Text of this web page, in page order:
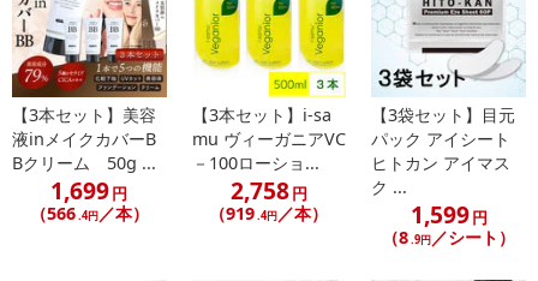
リシン、ヒアルロン酸ヒドロキシプロピルトリモニウム、アスコフ
ィルムノドスム／ヒバマタ／ヒジキ／トロロコンブ／レソニアニグ
レスセンス／ミツイシコンブ／リシリコンブ／ワカメエキス、グル
タミン酸、トレオニン、アルギニン、プロリン、ポリクオタニウム
－10、リシンHCl、セラミドAP、セラミドNP、乳酸Na、ココイル
メチルタウリンNa、ココアンホ酢酸Na、ポリソルベート20、DP
G、クエン酸、水酸化Na、EDTA－2Na、フェノキシエタノール、安
息香酸Na、香料、カラメル
【コンンディショナー】水、セテアリルアルコール、海シルト、
【3本セット】美容
液inメイクカバーB
Bクリーム 50g ...
1,699円
（566 .4円／本）
【3本セット】i-sa
mu ヴィーガニアVC
－100ローショ...
2,758円
（919 .4円 ／本）
【3袋セット】目元
パック アイシート
ヒトカン アイマス
ク ...
1,599円
（8 .9円 ／シート）